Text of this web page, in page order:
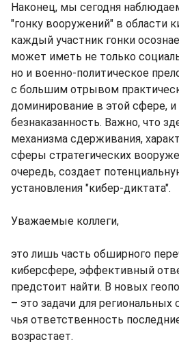
Наконец, мы сегодня
"гонку вооружений" в области
каждый участник гонки
может иметь не только
но и военно-политическое
с большим отрывом
доминирование в этой сфере,
безнаказанность. Важно, что
механизма сдерживания,
сферы стратегических
очередь, создает
установления "кибер-диктата".
Уважаемые коллеги,
это лишь часть обширного
киберсфере, эффективный
предстоит найти. В новых
– это задачи для региональных
чья ответственность
возрастает.